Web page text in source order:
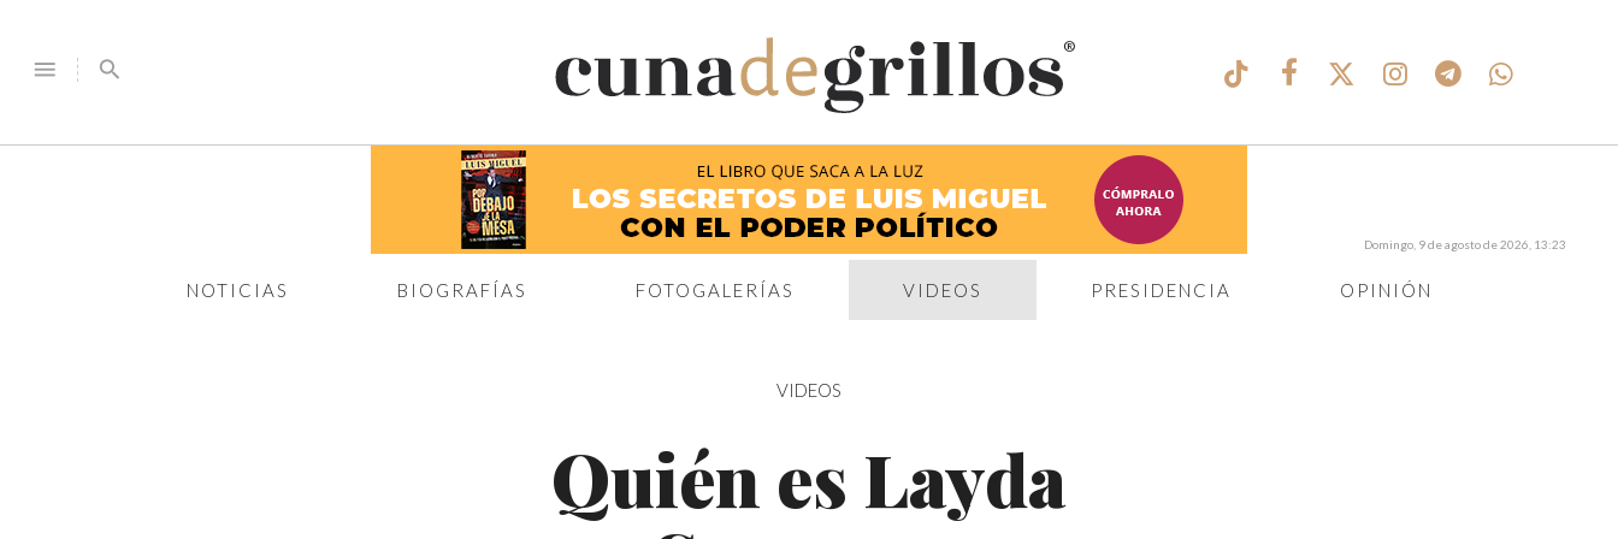
menu search
®
NOTICIAS BIOGRAFÍAS FOTOGALERÍAS VIDEOS PRESIDENCIA OPINIÓN
Domingo, 9 de agosto de 2026, 13:23
VIDEOS
Quién es Layda